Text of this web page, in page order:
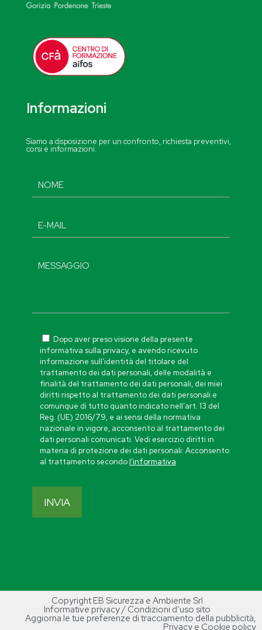
Informazioni
Siamo a disposizione per un confronto, richiesta preventivi,
corsi e informazioni.
Dopo aver preso visione della presente
informativa sulla privacy, e avendo ricevuto
informazione sull’identità del titolare del
trattamento dei dati personali, delle modalità e
finalità del trattamento dei dati personali, dei miei
diritti rispetto al trattamento dei dati personali e
comunque di tutto quanto indicato nell’art. 13 del
Reg. (UE) 2016/79, e ai sensi della normativa
nazionale in vigore, acconsento al trattamento dei
dati personali comunicati. Vedi esercizio diritti in
materia di protezione dei dati personali: Acconsento
al trattamento secondol’informativa
Copyright EB Sicurezza e Ambiente Srl
Informative privacy / Condizioni d’uso sito
Aggiorna le tue preferenze di tracciamento della pubblicità,
Privacy e Cookie policy